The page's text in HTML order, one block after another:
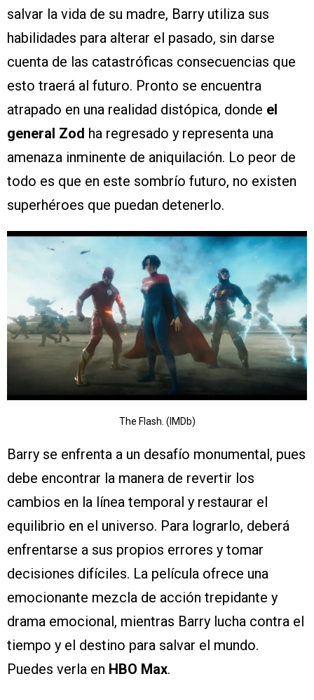
salvar la vida de su madre, Barry utiliza sus
habilidades para alterar el pasado, sin darse
cuenta de las catastróficas consecuencias que
esto traerá al futuro. Pronto se encuentra
atrapado en una realidad distópica, donde el
general Zod ha regresado y representa una
amenaza inminente de aniquilación. Lo peor de
todo es que en este sombrío futuro, no existen
superhéroes que puedan detenerlo.
The Flash. (IMDb)
Barry se enfrenta a un desafío monumental, pues
debe encontrar la manera de revertir los
cambios en la línea temporal y restaurar el
equilibrio en el universo. Para lograrlo, deberá
enfrentarse a sus propios errores y tomar
decisiones difíciles. La película ofrece una
emocionante mezcla de acción trepidante y
drama emocional, mientras Barry lucha contra el
tiempo y el destino para salvar el mundo.
Puedes verla en HBO Max.